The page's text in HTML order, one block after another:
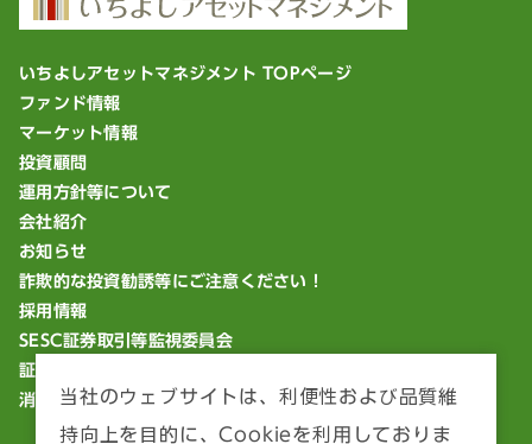
いちよしアセットマネジメント TOPページ
ファンド情報
マーケット情報
投資顧問
運用方針等について
会社紹介
お知らせ
詐欺的な投資勧誘等にご注意ください！
採用情報
SESC証券取引等監視委員会
証券統計ポータルサイト
消費者庁「18歳から大人」
当社のウェブサイトは、利便性および品質維
持向上を目的に、Cookieを利用しておりま